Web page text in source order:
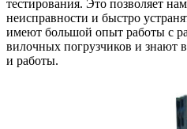
тестирования. Это позволяет
неисправности и быстро
имеют большой опыт работы с
вилочных погрузчиков и знают
и работы.